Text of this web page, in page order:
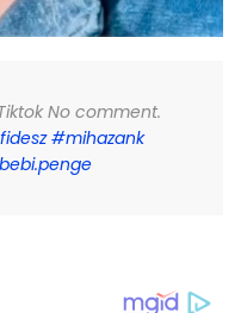
No comment.
#mihazank